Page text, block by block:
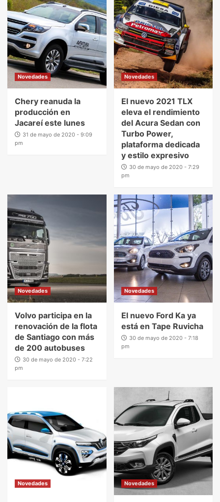
Novedades
Chery reanuda la
producción en
Jacareí este lunes
31 de mayo de 2020 - 9:09
pm
Novedades
El nuevo 2021 TLX
eleva el rendimiento
del Acura Sedan con
Turbo Power,
plataforma dedicada
y estilo expresivo
30 de mayo de 2020 - 7:29
pm
Novedades
Volvo participa en la
renovación de la flota
de Santiago con más
de 200 autobuses
30 de mayo de 2020 - 7:22
pm
Novedades
El nuevo Ford Ka ya
está en Tape Ruvicha
30 de mayo de 2020 - 7:18
pm
Novedades Novedades